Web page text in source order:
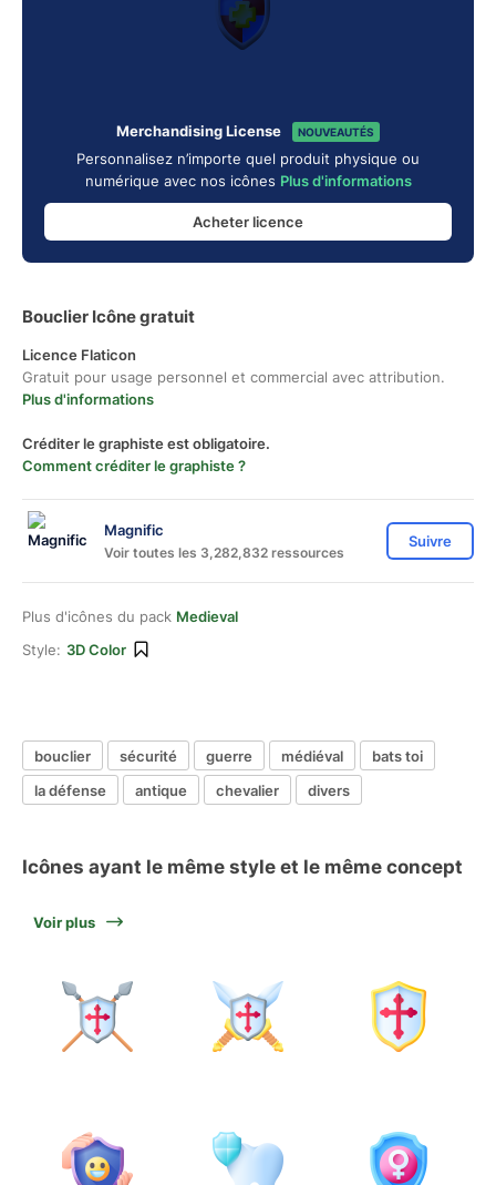
Merchandising License NOUVEAUTÉS
Personnalisez n’importe quel produit physique ou
numérique avec nos icônes Plus d'informations
Acheter licence
Bouclier Icône gratuit
Licence Flaticon
Gratuit pour usage personnel et commercial avec attribution.
Plus d'informations
Créditer le graphiste est obligatoire.
Comment créditer le graphiste ?
Magnific
Voir toutes les 3,282,832 ressources
Suivre
Plus d'icônes du pack Medieval
Style: 3D Color
bouclier sécurité guerre médiéval
bats toi
la défense
antique chevalier divers
Icônes ayant le même style et le même concept
Voir plus